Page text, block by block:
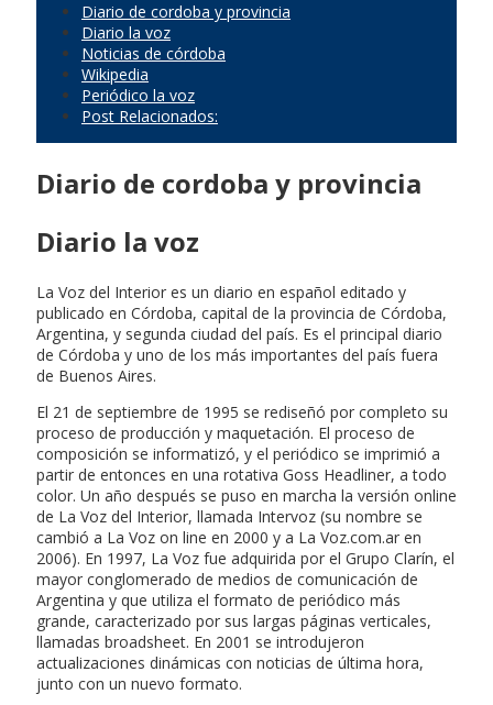
Diario de cordoba y provincia
Diario la voz
Noticias de córdoba
Wikipedia
Periódico la voz
Post Relacionados:
Diario de cordoba y provincia
Diario la voz
La Voz del Interior es un diario en español editado y
publicado en Córdoba, capital de la provincia de Córdoba,
Argentina, y segunda ciudad del país. Es el principal diario
de Córdoba y uno de los más importantes del país fuera
de Buenos Aires.
El 21 de septiembre de 1995 se rediseñó por completo su
proceso de producción y maquetación. El proceso de
composición se informatizó, y el periódico se imprimió a
partir de entonces en una rotativa Goss Headliner, a todo
color. Un año después se puso en marcha la versión online
de La Voz del Interior, llamada Intervoz (su nombre se
cambió a La Voz on line en 2000 y a La Voz.com.ar en
2006). En 1997, La Voz fue adquirida por el Grupo Clarín, el
mayor conglomerado de medios de comunicación de
Argentina y que utiliza el formato de periódico más
grande, caracterizado por sus largas páginas verticales,
llamadas broadsheet. En 2001 se introdujeron
actualizaciones dinámicas con noticias de última hora,
junto con un nuevo formato.